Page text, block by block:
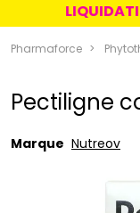
un
Pharmaforce
Pectiligne
Marque Nutreov